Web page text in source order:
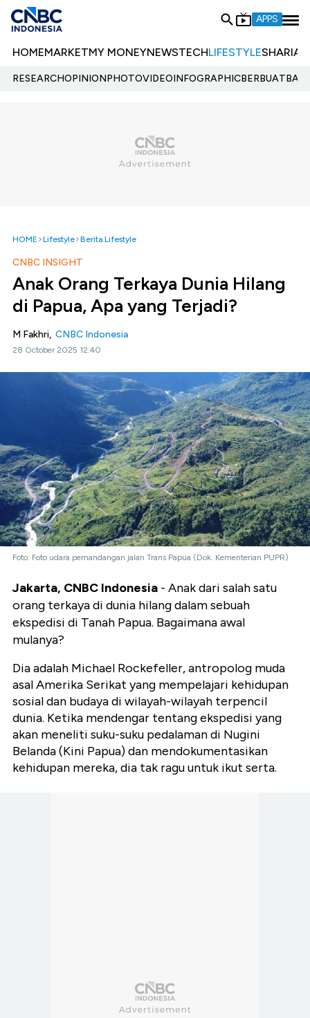
APPS
HOMEMARKETMY MONEYNEWSTECHLIFESTYLESHARIA
RESEARCHOPINIONPHOTOVIDEOINFOGRAPHIC
HOME Lifestyle Berita Lifestyle
CNBC INSIGHT
Anak Orang Terkaya Dunia Hilang
di Papua, Apa yang Terjadi?
M Fakhri, CNBC Indonesia
28 October 2025 12:40
Foto: Foto udara pemandangan jalan Trans Papua (Dok. Kementerian PUPR)
Jakarta, CNBC Indonesia - Anak dari salah satu
orang terkaya di dunia hilang dalam sebuah
ekspedisi di Tanah Papua. Bagaimana awal
mulanya?
Dia adalah Michael Rockefeller, antropolog muda
asal Amerika Serikat yang mempelajari kehidupan
sosial dan budaya di wilayah-wilayah terpencil
dunia. Ketika mendengar tentang ekspedisi yang
akan meneliti suku-suku pedalaman di Nugini
Belanda (Kini Papua) dan mendokumentasikan
kehidupan mereka, dia tak ragu untuk ikut serta.